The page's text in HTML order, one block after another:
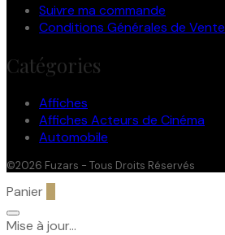
Suivre ma commande
Conditions Générales de Vente
Catégories
Affiches
Affiches Acteurs de Cinéma
Automobile
©2026 Fuzars - Tous Droits Réservés
Panier
Mise à jour…